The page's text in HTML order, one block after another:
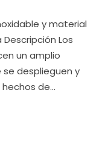
y material
Los
un amplio
desplieguen y
de...